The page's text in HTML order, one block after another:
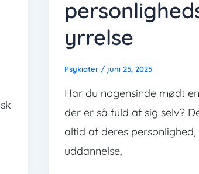
yrrelse
Psykiater / juni 25, 2025
Har du nogensinde mødt
der er så fuld af sig selv?
altid af deres personlighed,
uddannelse,